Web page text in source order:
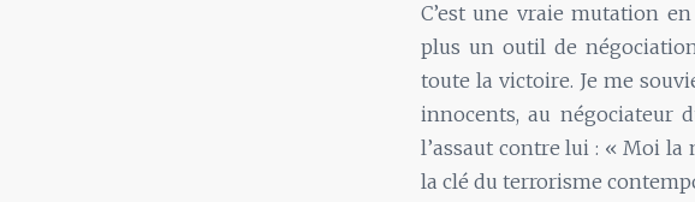
C’est une vraie mutation
plus un outil de
toute la victoire. Je me
innocents, au négociateur
l’assaut contre lui : « Moi la
la clé du terrorisme